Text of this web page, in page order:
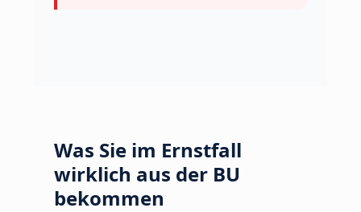
Was Sie im Ernstfall
wirklich aus der BU
bekommen